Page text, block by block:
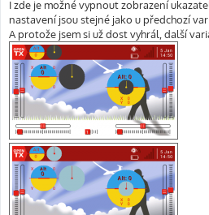
I zde je možné vypnout zobrazení
nastavení jsou stejné jako u předchozí
A protože jsem si už dost vyhrál, další